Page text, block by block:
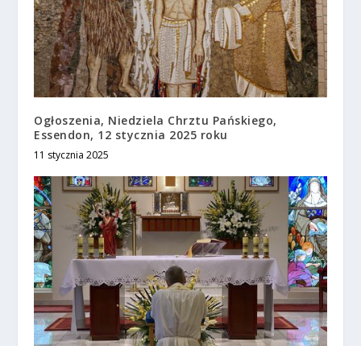
Ogłoszenia, Niedziela Chrztu Pańskiego,
Essendon, 12 stycznia 2025 roku
11 stycznia 2025